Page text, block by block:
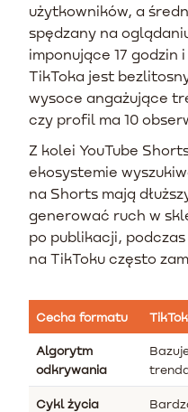
użytkowników, a
spędzany na
imponujące 17 godzin
TikToka jest
wysoce angażujące
czy profil ma 10
Z kolei YouTube
ekosystemie
na Shorts mają
generować ruch w
po publikacji,
na TikToku często
Cecha formatu TikTok
Algorytm
odkrywania
Cykl życia